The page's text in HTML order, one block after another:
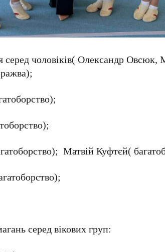
серед чоловіків( Олександр Овсюк,
Матвій Куфтєй(
серед вікових груп: